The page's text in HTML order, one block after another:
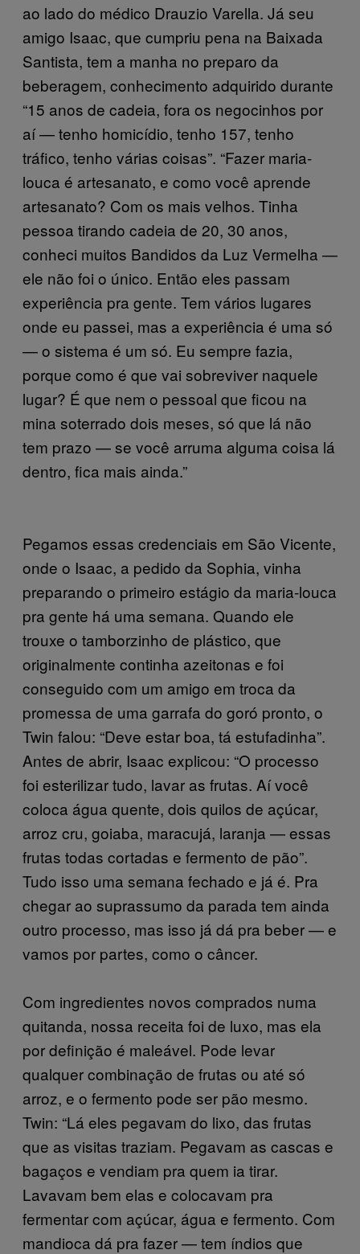
ao lado do médico Drauzio Varella. Já seu
amigo Isaac, que cumpriu pena na Baixada
Santista, tem a manha no preparo da
beberagem, conhecimento adquirido durante
“15 anos de cadeia, fora os negocinhos por
aí — tenho homicídio, tenho 157, tenho
tráfico, tenho várias coisas”. “Fazer maria-
louca é artesanato, e como você aprende
artesanato? Com os mais velhos. Tinha
pessoa tirando cadeia de 20, 30 anos,
conheci muitos Bandidos da Luz Vermelha —
ele não foi o único. Então eles passam
experiência pra gente. Tem vários lugares
onde eu passei, mas a experiência é uma só
— o sistema é um só. Eu sempre fazia,
porque como é que vai sobreviver naquele
lugar? É que nem o pessoal que ficou na
mina soterrado dois meses, só que lá não
tem prazo — se você arruma alguma coisa lá
dentro, fica mais ainda.”
Pegamos essas credenciais em São Vicente,
onde o Isaac, a pedido da Sophia, vinha
preparando o primeiro estágio da maria-louca
pra gente há uma semana. Quando ele
trouxe o tamborzinho de plástico, que
originalmente continha azeitonas e foi
conseguido com um amigo em troca da
promessa de uma garrafa do goró pronto, o
Twin falou: “Deve estar boa, tá estufadinha”.
Antes de abrir, Isaac explicou: “O processo
foi esterilizar tudo, lavar as frutas. Aí você
coloca água quente, dois quilos de açúcar,
arroz cru, goiaba, maracujá, laranja — essas
frutas todas cortadas e fermento de pão”.
Tudo isso uma semana fechado e já é. Pra
chegar ao suprassumo da parada tem ainda
outro processo, mas isso já dá pra beber — e
vamos por partes, como o câncer.
Com ingredientes novos comprados numa
quitanda, nossa receita foi de luxo, mas ela
por definição é maleável. Pode levar
qualquer combinação de frutas ou até só
arroz, e o fermento pode ser pão mesmo.
Twin: “Lá eles pegavam do lixo, das frutas
que as visitas traziam. Pegavam as cascas e
bagaços e vendiam pra quem ia tirar.
Lavavam bem elas e colocavam pra
fermentar com açúcar, água e fermento. Com
mandioca dá pra fazer — tem índios que